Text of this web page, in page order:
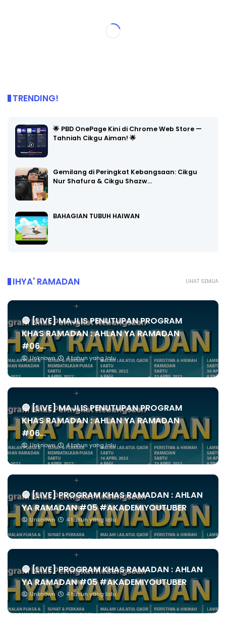
TRENDING!
🌟 PBD OnePage Kini di Chrome Web Store —
Tahniah Cikgu Aiman! 🌟
Gemilang di Peringkat Kebangsaan: Cikgu
Nur Shafura & Cikgu Shazw…
BAHAGIAN TUBUH HAIWAN
LIHAT SEMUA
IHYA' RAMADAN
🔴 [LIVE] MAJLIS PENUTUPAN PROGRAM
KHAS RAMADAN : AHLAN YA RAMADAN
#06...
Unknown 4 tahun yang lalu
🔴 [LIVE] MAJLIS PENUTUPAN PROGRAM
KHAS RAMADAN : AHLAN YA RAMADAN
#06...
Unknown 4 tahun yang lalu
🔴 [LIVE] PROGRAM KHAS RAMADAN : AHLAN
YA RAMADAN #05 #AKADEMIYOUTUBER
Unknown 4 tahun yang lalu
🔴 [LIVE] PROGRAM KHAS RAMADAN : AHLAN
YA RAMADAN #05 #AKADEMIYOUTUBER
Unknown 4 tahun yang lalu